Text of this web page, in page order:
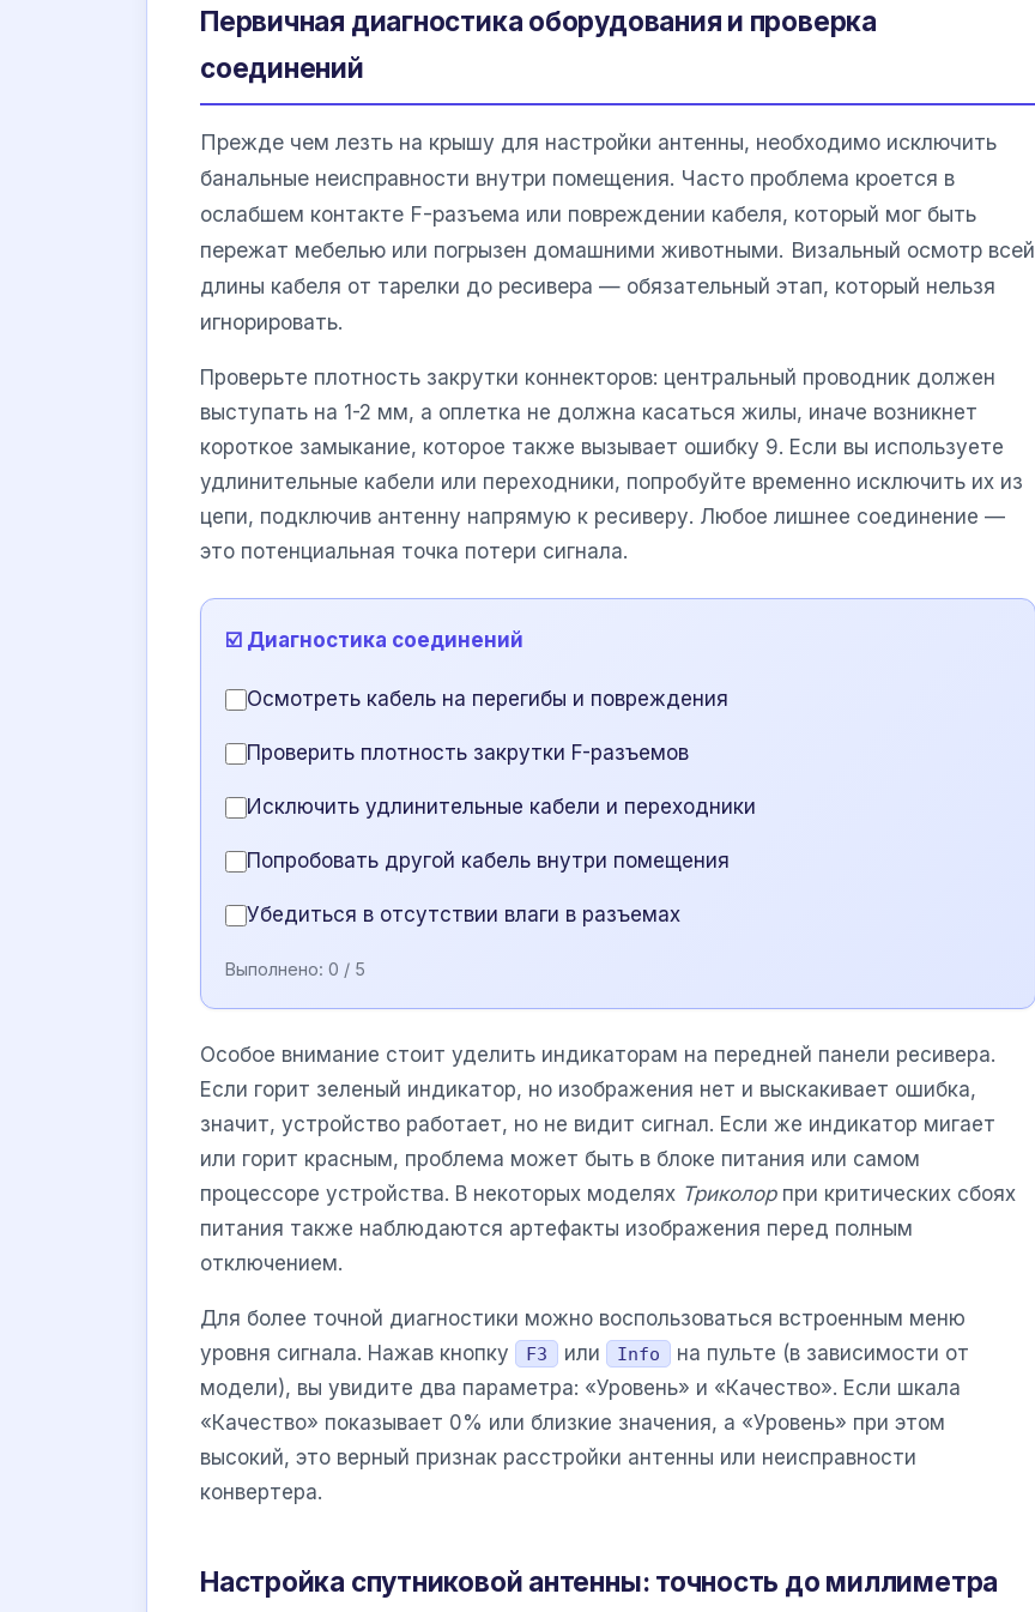
Первичная диагностика оборудования и проверка
соединений
Прежде чем лезть на крышу для настройки антенны, необходимо исключить
банальные неисправности внутри помещения. Часто проблема кроется в
ослабшем контакте F-разъема или повреждении кабеля, который мог быть
пережат мебелью или погрызен домашними животными. Визальный осмотр всей
длины кабеля от тарелки до ресивера — обязательный этап, который нельзя
игнорировать.
Проверьте плотность закрутки коннекторов: центральный проводник должен
выступать на 1-2 мм, а оплетка не должна касаться жилы, иначе возникнет
короткое замыкание, которое также вызывает ошибку 9. Если вы используете
удлинительные кабели или переходники, попробуйте временно исключить их из
цепи, подключив антенну напрямую к ресиверу. Любое лишнее соединение —
это потенциальная точка потери сигнала.
☑️ Диагностика соединений
Осмотреть кабель на перегибы и повреждения
Проверить плотность закрутки F-разъемов
Исключить удлинительные кабели и переходники
Попробовать другой кабель внутри помещения
Убедиться в отсутствии влаги в разъемах
Выполнено: 0 / 5
Особое внимание стоит уделить индикаторам на передней панели ресивера.
Если горит зеленый индикатор, но изображения нет и выскакивает ошибка,
значит, устройство работает, но не видит сигнал. Если же индикатор мигает
или горит красным, проблема может быть в блоке питания или самом
процессоре устройства. В некоторых моделях Триколорпри критических сбоях
питания также наблюдаются артефакты изображения перед полным
отключением.
Для более точной диагностики можно воспользоваться встроенным меню
уровня сигнала. Нажав кнопку
F3 или Info
на пульте (в зависимости от
модели), вы увидите два параметра: «Уровень» и «Качество». Если шкала
«Качество» показывает 0% или близкие значения, а «Уровень» при этом
высокий, это верный признак расстройки антенны или неисправности
конвертера.
Настройка спутниковой антенны: точность до миллиметра